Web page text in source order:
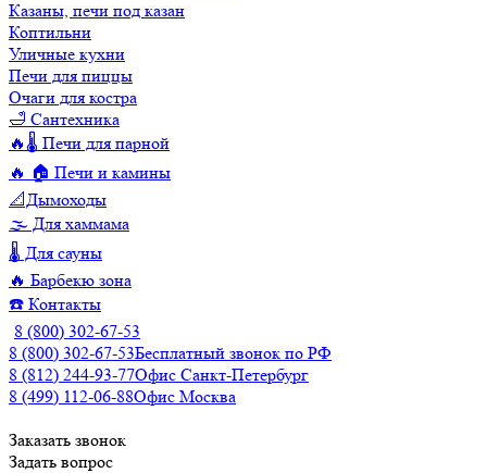
Казаны, печи под казан
Коптильни
Уличные кухни
Печи для пиццы
Очаги для костра
🛁 Сантехника
🔥🌡️ Печи для парной
🔥 🏠 Печи и камины
📐Дымоходы
🌫️ Для хаммама
🌡️ Для сауны
🔥 Барбекю зона
☎️ Контакты
8 (800) 302-67-53
8 (800) 302-67-53Бесплатный звонок по РФ
8 (812) 244-93-77Офис Санкт-Петербург
8 (499) 112-06-88Офис Москва
Заказать звонок
Задать вопрос